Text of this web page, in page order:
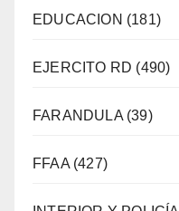
EDUCACION (181)
EJERCITO RD (490)
FARANDULA(39)
FFAA(427)